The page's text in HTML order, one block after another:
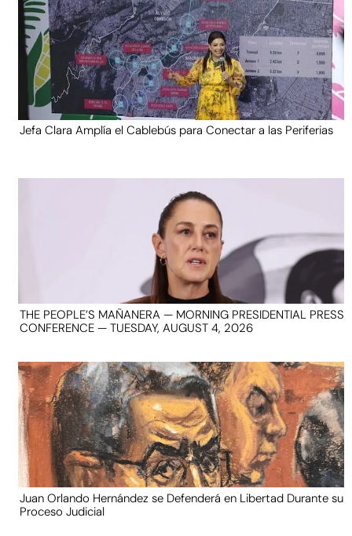
Jefa Clara Amplía el Cablebús para Conectar a las Periferias
THE PEOPLE’S MAÑANERA — MORNING PRESIDENTIAL PRESS
CONFERENCE — TUESDAY, AUGUST 4, 2026
Juan Orlando Hernández se Defenderá en Libertad Durante su
Proceso Judicial